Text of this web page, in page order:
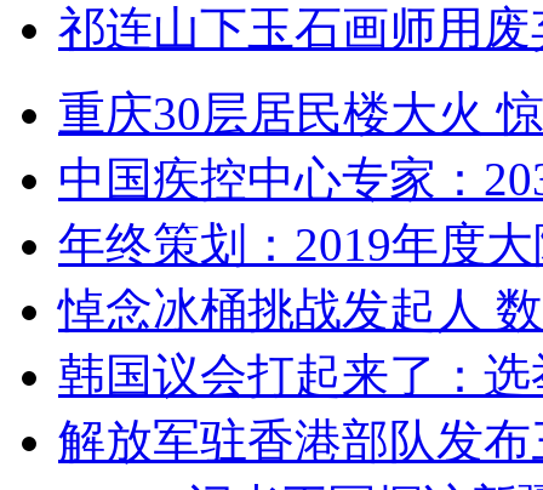
祁连山下玉石画师用
重庆30层居民楼大火
中国疾控中心专家：
年终策划：2019年度
悼念冰桶挑战发起人
韩国议会打起来了：
解放军驻香港部队发